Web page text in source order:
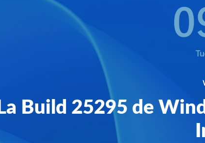
La Build 25295 de